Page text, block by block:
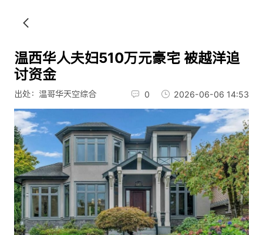
温西华人夫妇510万元豪宅 被越洋追
讨资金
出处：温哥华天空综合 0 2026-06-06 14:53